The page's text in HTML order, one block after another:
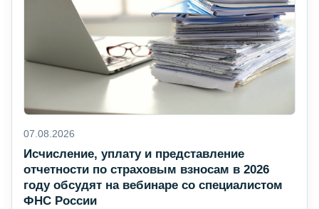
07.08.2026
Исчисление, уплату и представление
отчетности по страховым взносам в 2026
году обсудят на вебинаре со специалистом
ФНС России